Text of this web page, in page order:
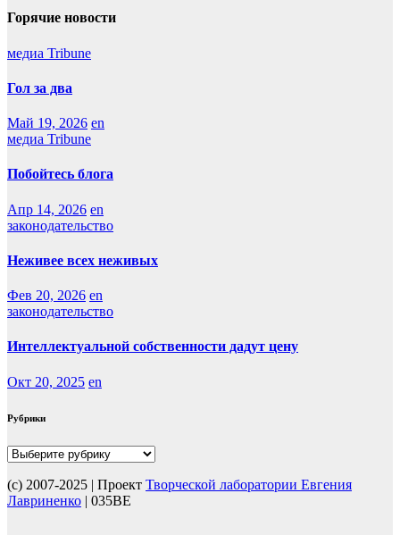
Горячие новости
медиа Tribune
Гол за два
Май 19, 2026 en
медиа Tribune
Побойтесь блога
Апр 14, 2026 en
законодательство
Неживее всех неживых
Фев 20, 2026 en
законодательство
Интеллектуальной собственности дадут цену
Окт 20, 2025 en
Рубрики
Рубрики
(с) 2007-2025 | Проект Творческой лаборатории Евгения
Лавриненко | 035BE